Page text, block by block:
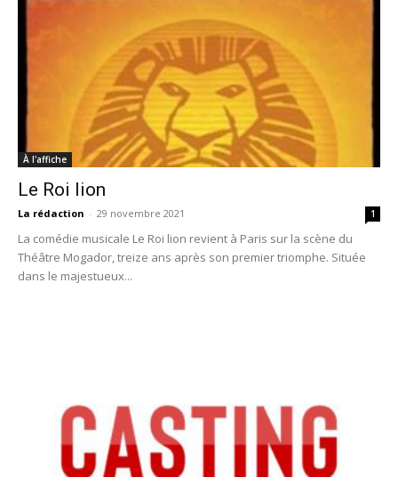
À l'affiche
Le Roi lion
La rédaction - 29 novembre 2021 1
La comédie musicale Le Roi lion revient à Paris sur la scène du
Théâtre Mogador, treize ans après son premier triomphe. Située
dans le majestueux...